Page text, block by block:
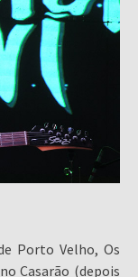
Porto Velho, Os
Casarão (depois